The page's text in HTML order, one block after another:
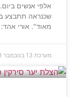
אלפי אנשים
שכנראה תתבצע
מאוד". אורי
מערכת 13 בנובמבר 2023